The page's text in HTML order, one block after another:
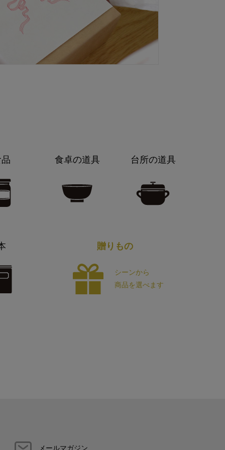
食卓の道具 台所の道具
贈りもの
シーンから
商品を選べます
メールマガジン